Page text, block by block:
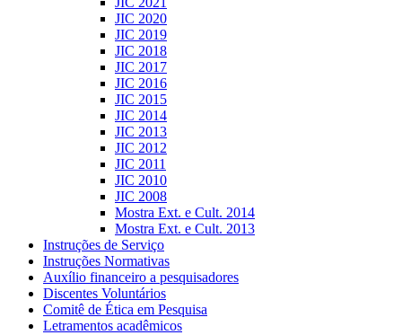
JIC 2020
JIC 2019
JIC 2018
JIC 2017
JIC 2016
JIC 2015
JIC 2014
JIC 2013
JIC 2012
JIC 2011
JIC 2010
JIC 2008
Mostra Ext. e Cult. 2014
Mostra Ext. e Cult. 2013
Instruções de Serviço
Instruções Normativas
Auxílio financeiro a pesquisadores
Discentes Voluntários
Comitê de Ética em Pesquisa
Letramentos acadêmicos